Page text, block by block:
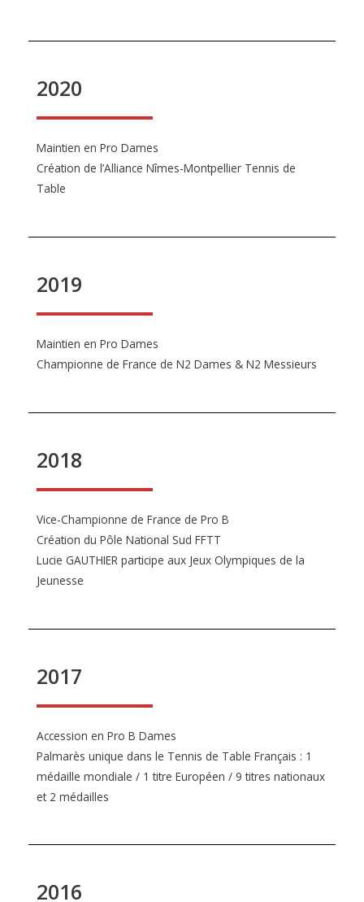
2020
Maintien en Pro Dames
Création de l’Alliance Nîmes-Montpellier Tennis de
Table
2019
Maintien en Pro Dames
Championne de France de N2 Dames & N2 Messieurs
2018
Vice-Championne de France de Pro B
Création du Pôle National Sud FFTT
Lucie GAUTHIER participe aux Jeux Olympiques de la
Jeunesse
2017
Accession en Pro B Dames
Palmarès unique dans le Tennis de Table Français : 1
médaille mondiale / 1 titre Européen / 9 titres nationaux
et 2 médailles
2016